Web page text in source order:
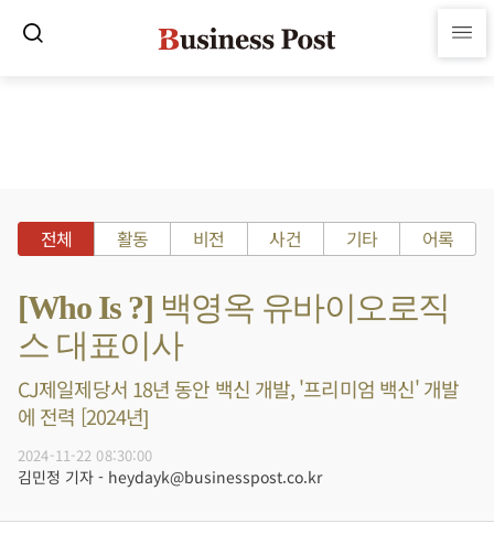
전체 활동 비전 사건 기타 어록
[Who Is ?] 백영옥 유바이오로직
스 대표이사
CJ제일제당서 18년 동안 백신 개발, '프리미엄 백신' 개발
에 전력 [2024년]
2024-11-22 08:30:00
김민정 기자 - heydayk@businesspost.co.kr